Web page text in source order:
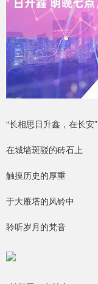
“长相思日升鑫，在长安”
在城墙斑驳的砖石上
触摸历史的厚重
于大雁塔的风铃中
聆听岁月的梵音